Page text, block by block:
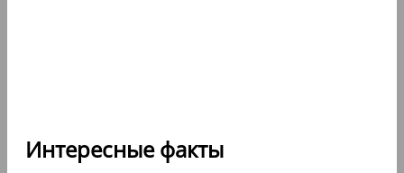
Интересные факты